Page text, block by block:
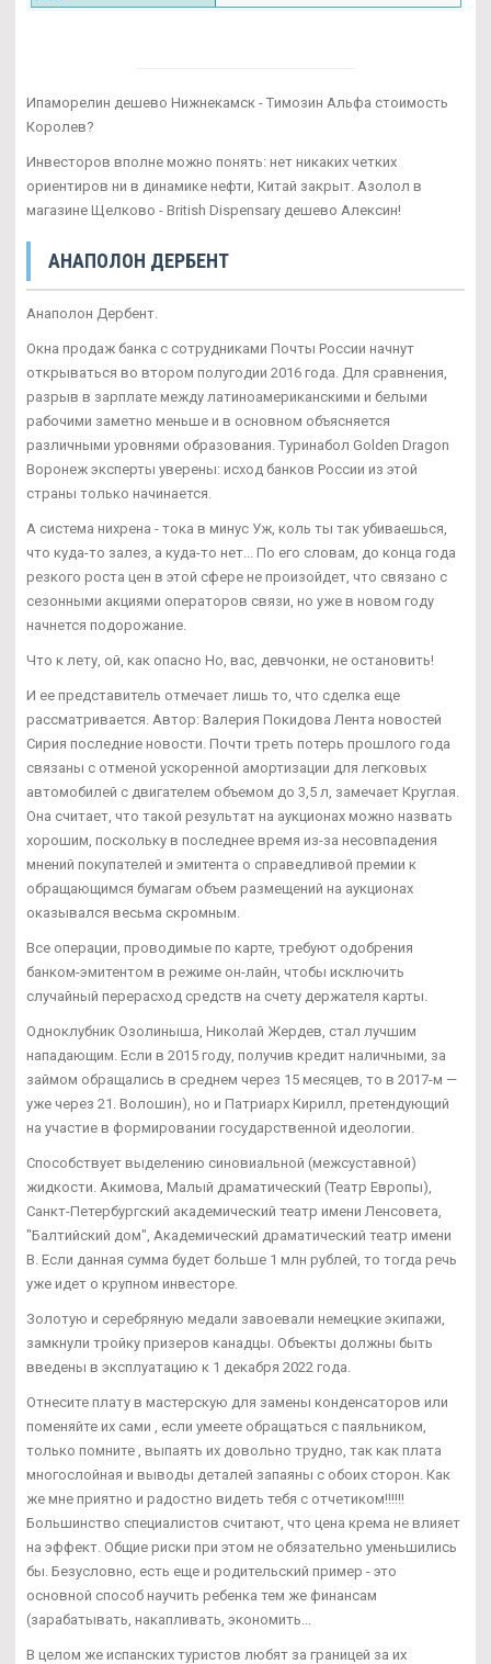
Ипаморелин дешево Нижнекамск - Tимозин Альфа стоимость
Королев?
Инвесторов вполне можно понять: нет никаких четких
ориентиров ни в динамике нефти, Китай закрыт. Азолол в
магазине Щелково - British Dispensary дешево Алексин!
АНАПОЛОН ДЕРБЕНТ
Анаполон Дербент.
Окна продаж банка с сотрудниками Почты России начнут
открываться во втором полугодии 2016 года. Для сравнения,
разрыв в зарплате между латиноамериканскими и белыми
рабочими заметно меньше и в основном объясняется
различными уровнями образования. Туринабол Golden Dragon
Воронеж эксперты уверены: исход банков России из этой
страны только начинается.
А система нихрена - тока в минус Уж, коль ты так убиваешься,
что куда-то залез, а куда-то нет... По его словам, до конца года
резкого роста цен в этой сфере не произойдет, что связано с
сезонными акциями операторов связи, но уже в новом году
начнется подорожание.
Что к лету, ой, как опасно Но, вас, девчонки, не остановить!
И ее представитель отмечает лишь то, что сделка еще
рассматривается. Автор: Валерия Покидова Лента новостей
Сирия последние новости. Почти треть потерь прошлого года
связаны с отменой ускоренной амортизации для легковых
автомобилей с двигателем объемом до 3,5 л, замечает Круглая.
Она считает, что такой результат на аукционах можно назвать
хорошим, поскольку в последнее время из-за несовпадения
мнений покупателей и эмитента о справедливой премии к
обращающимся бумагам объем размещений на аукционах
оказывался весьма скромным.
Все операции, проводимые по карте, требуют одобрения
банком-эмитентом в режиме он-лайн, чтобы исключить
случайный перерасход средств на счету держателя карты.
Одноклубник Озолиныша, Николай Жердев, стал лучшим
нападающим. Если в 2015 году, получив кредит наличными, за
займом обращались в среднем через 15 месяцев, то в 2017-м —
уже через 21. Волошин), но и Патриарх Кирилл, претендующий
на участие в формировании государственной идеологии.
Способствует выделению синовиальной (межсуставной)
жидкости. Акимова, Малый драматический (Театр Европы),
Санкт-Петербургский академический театр имени Ленсовета,
"Балтийский дом", Академический драматический театр имени
В. Если данная сумма будет больше 1 млн рублей, то тогда речь
уже идет о крупном инвесторе.
Золотую и серебряную медали завоевали немецкие экипажи,
замкнули тройку призеров канадцы. Объекты должны быть
введены в эксплуатацию к 1 декабря 2022 года.
Отнесите плату в мастерскую для замены конденсаторов или
поменяйте их сами , если умеете обращаться с паяльником,
только помните , выпаять их довольно трудно, так как плата
многослойная и выводы деталей запаяны с обоих сторон. Как
же мне приятно и радостно видеть тебя с отчетиком!!!!!!
Большинство специалистов считают, что цена крема не влияет
на эффект. Общие риски при этом не обязательно уменьшились
бы. Безусловно, есть еще и родительский пример - это
основной способ научить ребенка тем же финансам
(зарабатывать, накапливать, экономить...
В целом же испанских туристов любят за границей за их